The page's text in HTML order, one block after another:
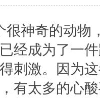
很神奇的动物
经成为了一
刺激。因为
有太多的心